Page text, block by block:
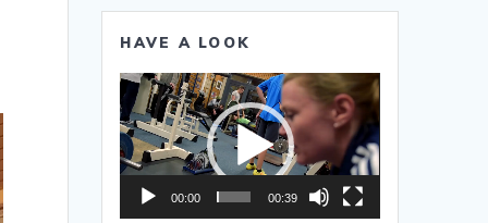
HAVE A LOOK
Video-
Player
00:00 00:39